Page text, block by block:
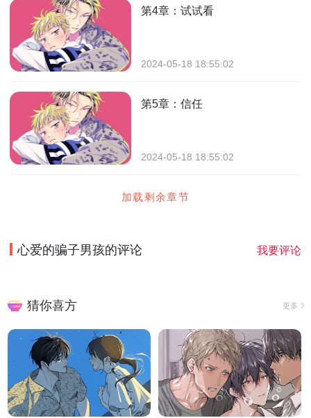
第4章：试试看
2024-05-18 18:55:02
第5章：信任
2024-05-18 18:55:02
加载剩余章节
心爱的骗子男孩的评论 我要评论
猜你喜方 更多